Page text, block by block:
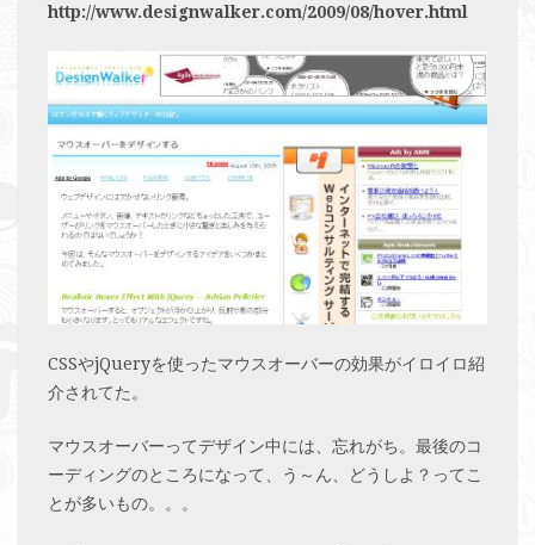
http://www.designwalker.com/2009/08/hover.html
CSSやjQueryを使ったマウスオーバーの効果がイロイロ紹
介されてた。
マウスオーバーってデザイン中には、忘れがち。最後のコ
ーディングのところになって、う～ん、どうしよ？ってこ
とが多いもの。。。